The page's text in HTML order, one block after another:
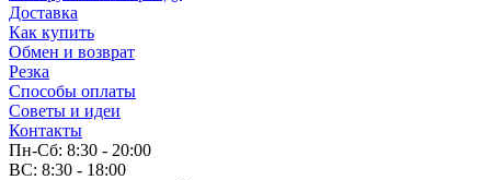
Доставка
Как купить
Обмен и возврат
Резка
Способы оплаты
Советы и идеи
Контакты
Пн-Сб: 8:30 - 20:00
ВС: 8:30 - 18:00